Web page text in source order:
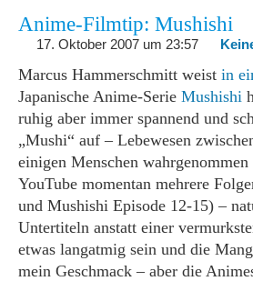
Anime-Filmtip: Mushishi
17. Oktober 2007 um 23:57
Marcus Hammerschmitt weist in
Japanische Anime-Serie Mushishi
ruhig aber immer spannend und
„Mushi“ auf – Lebewesen
einigen Menschen
YouTube momentan mehrere
und Mushishi Episode 12-15) –
Untertiteln anstatt einer
etwas langatmig sein und die
mein Geschmack – aber die